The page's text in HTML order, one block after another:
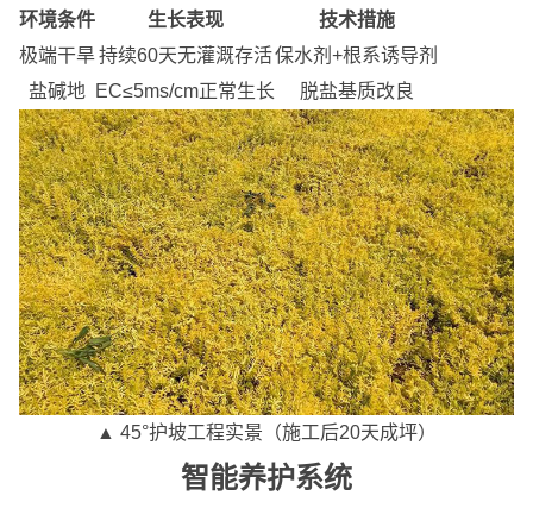
环境条件 生长表现
技术措施
极端干旱持续60天无灌溉存活保水剂+根系诱导剂
盐碱地 EC≤5ms/cm正常生长 脱盐基质改良
▲ 45°护坡工程实景（施工后20天成坪）
智能养护系统